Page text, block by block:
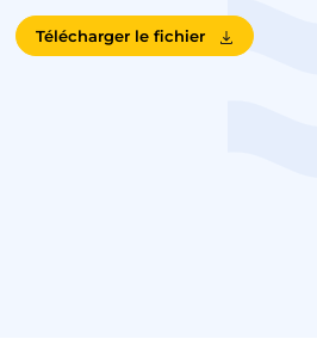
Télécharger le fichier